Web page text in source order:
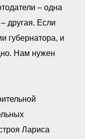
– одна
другая. Если
губернатора, и
Нам нужен
Лариса